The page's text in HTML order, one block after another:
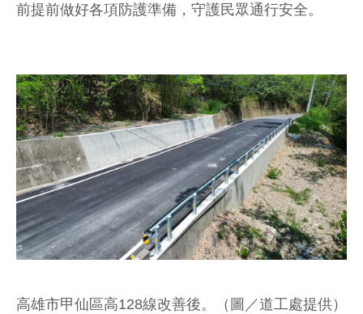
前提前做好各項防護準備，守護民眾通行安全。
高雄市甲仙區高128線改善後。（圖／道工處提供）